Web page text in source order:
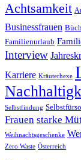
Achtsamkeit
Businessfrauen
Familienurlaub
Interview
Karriere Kräuterhexe
Selbstfindung
Frauen starke
Weihnachtsgeschenke
Zero Waste Österreich